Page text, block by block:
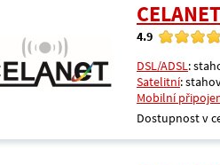
4.9
DSL/ADSL:
Satelitní:
Mobilní
Dostupnost v